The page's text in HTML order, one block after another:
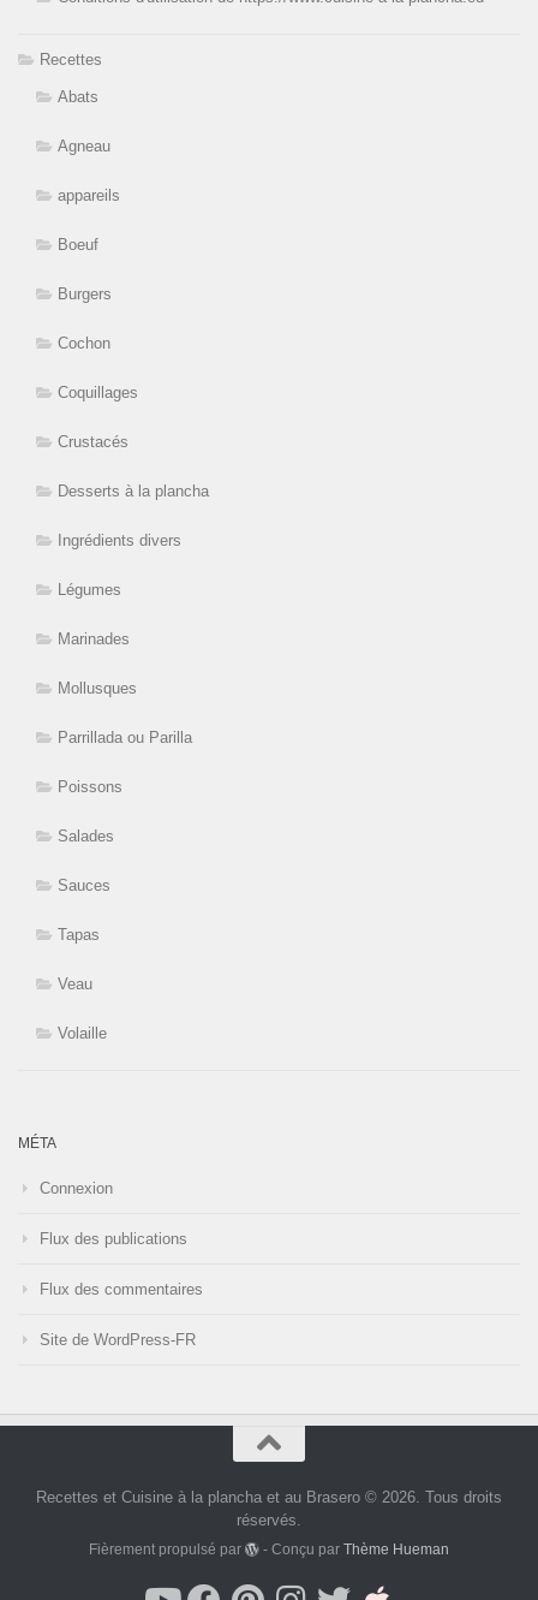
Recettes
Abats
Agneau
appareils
Boeuf
Burgers
Cochon
Coquillages
Crustacés
Desserts à la plancha
Ingrédients divers
Légumes
Marinades
Mollusques
Parrillada ou Parilla
Poissons
Salades
Sauces
Tapas
Veau
Volaille
MÉTA
Connexion
Flux des publications
Flux des commentaires
Site de WordPress-FR
Recettes et Cuisine à la plancha et au Brasero © 2026. Tous droits
réservés.
Fièrement propulsé par - Conçu par Thème Hueman